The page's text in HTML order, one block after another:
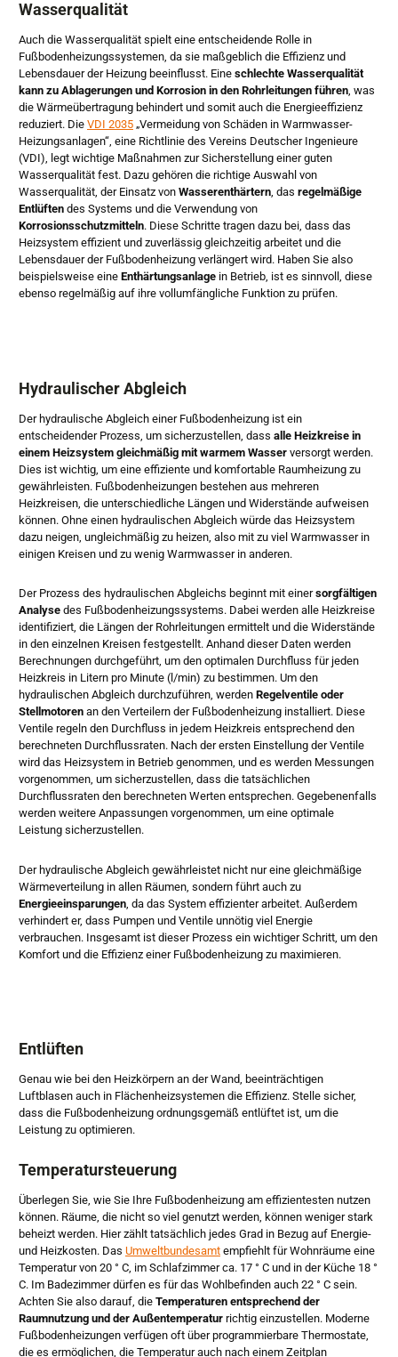
Wasserqualität
Auch die Wasserqualität spielt eine entscheidende Rolle in
Fußbodenheizungssystemen, da sie maßgeblich die Effizienz und
Lebensdauer der Heizung beeinflusst. Eine schlechte Wasserqualität
kann zu Ablagerungen und Korrosion in den Rohrleitungen führen, was
die Wärmeübertragung behindert und somit auch die Energieeffizienz
reduziert. Die VDI 2035 „Vermeidung von Schäden in Warmwasser-
Heizungsanlagen“, eine Richtlinie des Vereins Deutscher Ingenieure
(VDI), legt wichtige Maßnahmen zur Sicherstellung einer guten
Wasserqualität fest. Dazu gehören die richtige Auswahl von
Wasserqualität, der Einsatz von Wasserenthärtern, das regelmäßige
Entlüften des Systems und die Verwendung von
Korrosionsschutzmitteln. Diese Schritte tragen dazu bei, dass das
Heizsystem effizient und zuverlässig gleichzeitig arbeitet und die
Lebensdauer der Fußbodenheizung verlängert wird. Haben Sie also
beispielsweise eine Enthärtungsanlage in Betrieb, ist es sinnvoll, diese
ebenso regelmäßig auf ihre vollumfängliche Funktion zu prüfen.
Hydraulischer Abgleich
Der hydraulische Abgleich einer Fußbodenheizung ist ein
entscheidender Prozess, um sicherzustellen, dass alle Heizkreise in
einem Heizsystem gleichmäßig mit warmem Wasser versorgt werden.
Dies ist wichtig, um eine effiziente und komfortable Raumheizung zu
gewährleisten. Fußbodenheizungen bestehen aus mehreren
Heizkreisen, die unterschiedliche Längen und Widerstände aufweisen
können. Ohne einen hydraulischen Abgleich würde das Heizsystem
dazu neigen, ungleichmäßig zu heizen, also mit zu viel Warmwasser in
einigen Kreisen und zu wenig Warmwasser in anderen.
Der Prozess des hydraulischen Abgleichs beginnt mit einersorgfältigen
Analyse des Fußbodenheizungssystems. Dabei werden alle Heizkreise
identifiziert, die Längen der Rohrleitungen ermittelt und die Widerstände
in den einzelnen Kreisen festgestellt. Anhand dieser Daten werden
Berechnungen durchgeführt, um den optimalen Durchfluss für jeden
Heizkreis in Litern pro Minute (l/min) zu bestimmen. Um den
hydraulischen Abgleich durchzuführen, werden Regelventile oder
Stellmotoren an den Verteilern der Fußbodenheizung installiert. Diese
Ventile regeln den Durchfluss in jedem Heizkreis entsprechend den
berechneten Durchflussraten. Nach der ersten Einstellung der Ventile
wird das Heizsystem in Betrieb genommen, und es werden Messungen
vorgenommen, um sicherzustellen, dass die tatsächlichen
Durchflussraten den berechneten Werten entsprechen. Gegebenenfalls
werden weitere Anpassungen vorgenommen, um eine optimale
Leistung sicherzustellen.
Der hydraulische Abgleich gewährleistet nicht nur eine gleichmäßige
Wärmeverteilung in allen Räumen, sondern führt auch zu
Energieeinsparungen , da das System effizienter arbeitet. Außerdem
verhindert er, dass Pumpen und Ventile unnötig viel Energie
verbrauchen. Insgesamt ist dieser Prozess ein wichtiger Schritt, um den
Komfort und die Effizienz einer Fußbodenheizung zu maximieren.
Entlüften
Genau wie bei den Heizkörpern an der Wand, beeinträchtigen
Luftblasen auch in Flächenheizsystemen die Effizienz. Stelle sicher,
dass die Fußbodenheizung ordnungsgemäß entlüftet ist, um die
Leistung zu optimieren.
Temperatursteuerung
Überlegen Sie, wie Sie Ihre Fußbodenheizung am effizientesten nutzen
können. Räume, die nicht so viel genutzt werden, können weniger stark
beheizt werden. Hier zählt tatsächlich jedes Grad in Bezug auf Energie-
und Heizkosten. Das Umweltbundesamt empfiehlt für Wohnräume eine
Temperatur von 20 ° C, im Schlafzimmer ca. 17 ° C und in der Küche 18 °
C. Im Badezimmer dürfen es für das Wohlbefinden auch 22 ° C sein.
Achten Sie also darauf, die Temperaturen entsprechend der
Raumnutzung und der Außentemperatur richtig einzustellen. Moderne
Fußbodenheizungen verfügen oft über programmierbare Thermostate,
die es ermöglichen, die Temperatur auch nach einem Zeitplan